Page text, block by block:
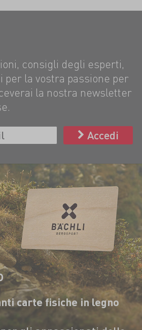
consigli degli esperti,
per la vostra passione per
la nostra newsletter
Accedi
carte fisiche in legno